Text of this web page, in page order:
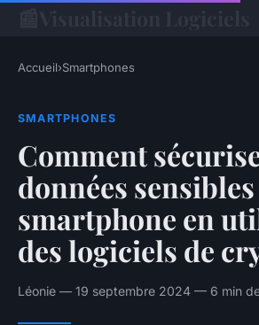
Accueil›Smartphones
SMARTPHONES
Comment
données
smartphone en
des logiciels de
Léonie — 19 septembre 2024 — 6 min